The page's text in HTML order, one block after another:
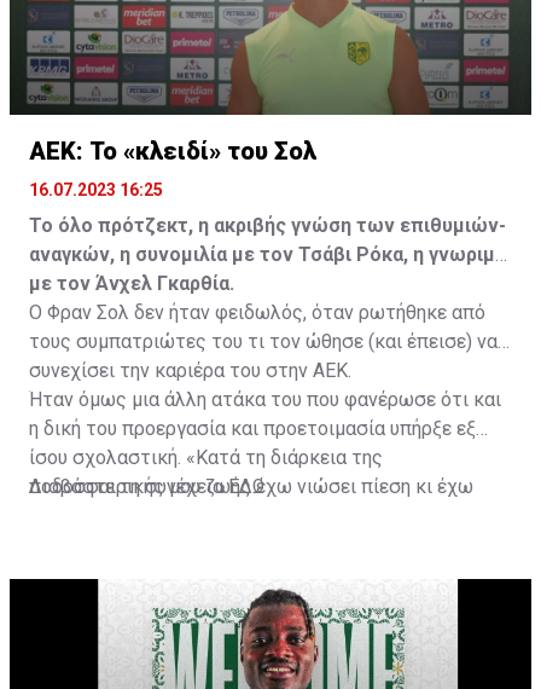
ΑΕΚ: Το «κλειδί» του Σολ
16.07.2023 16:25
Το όλο πρότζεκτ, η ακριβής γνώση των επιθυμιών-
αναγκών, η συνομιλία με τον Τσάβι Ρόκα, η γνωριμία
με τον Άνχελ Γκαρθία.
Ο Φραν Σολ δεν ήταν φειδωλός, όταν ρωτήθηκε από
τους συμπατριώτες του τι τον ώθησε (και έπεισε) να
συνεχίσει την καριέρα του στην ΑΕΚ.
Ήταν όμως μια άλλη ατάκα του που φανέρωσε ότι και
η δική του προεργασία και προετοιμασία υπήρξε εξ
ίσου σχολαστική. «Κατά τη διάρκεια της
ποδοσφαιρικής μου ζωής έχω νιώσει πίεση κι έχω
31χρονος άσος.
Διαβάστε τη συνέχειαΕΔΩ